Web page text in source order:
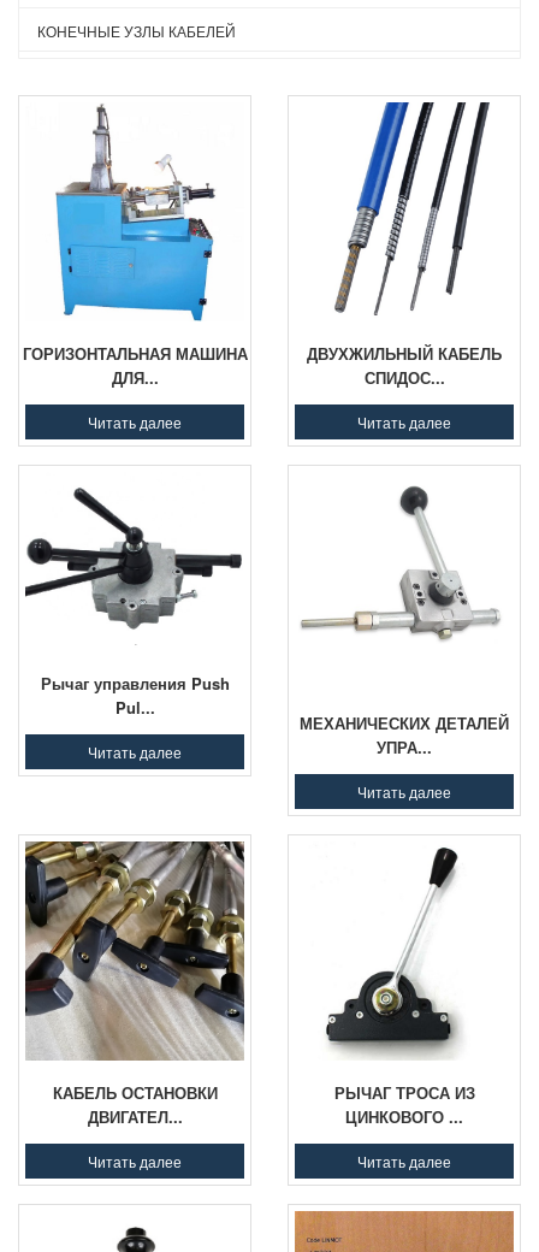
КОНЕЧНЫЕ УЗЛЫ КАБЕЛЕЙ
ГОРИЗОНТАЛЬНАЯ МАШИНА
ДЛЯ...
Читать далее
ДВУХЖИЛЬНЫЙ КАБЕЛЬ
СПИДОС...
Читать далее
Рычаг управления Push
Pul...
Читать далее
МЕХАНИЧЕСКИХ ДЕТАЛЕЙ
УПРА...
Читать далее
КАБЕЛЬ ОСТАНОВКИ
ДВИГАТЕЛ...
Читать далее
РЫЧАГ ТРОСА ИЗ
ЦИНКОВОГО ...
Читать далее